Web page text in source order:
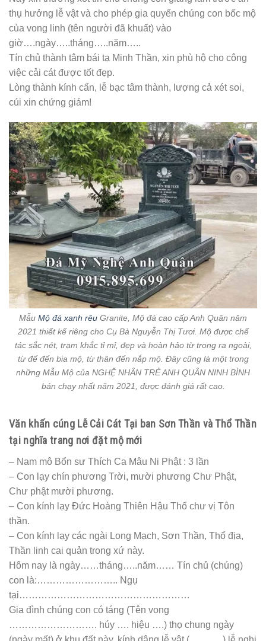
Văn khấn Văn khấn cúng Lễ Cải Cát (sang tiểu, sửa
mộ, dời mộ,cải táng) Tại ban Sơn Thần và Thổ Thần tại
nghĩa trang nơi đặt mộ cũ
Nam mô A Di Đà Phật! Nam mô A Di Đà Phật! Nam mô A
Di Đà Phật!
– Con lạy chín phương Trời, mười phương Chư Phật,
Chư phật mười phương.
– Con kính lạy Đức Hoàng Thiên Hậu Thổ chư vị Tôn
thần.
– Con kính lạy các ngài Long Mạch, Sơn Thần, Thổ địa,
Thần linh cai quản trong xứ này.
Hôm nay là ngày……tháng…..năm…… Tín chủ (chúng)
con là:…………………….. Ngụ
tại………………………………………………
Chúng con cùng toàn thể gia quyến tuân theo nghi lễ sắn
sửa hương hoa lễ vật dâng bầy lên trước án, kính mời chư
vị Tôn Thần lai lâm chiếu giám.
Tình cớ chỉ vì gia đình chúng con có ngôi mộ của (đọc tên
và địa chỉ của người quá cố) táng tại xứ này, nay muốn cải
táng bốc mộ vì vậy chúng con kính cáo đấng thần linh, Thổ
Công, Thổ Phủ Long Mạch, tiền Chu Tước, hậu Huyền Vũ,
tả Thanh Long, hữu Bạch Hổ và liệt vị Tôn Thần cai quản
ở nghĩa trang này. Thiết nghĩ các ngài tuân chỉ Ngọc
lớn công cao, nhân từ hiếu sinh.
Nay xin thương xót tín chủ chúng con giáng lâm trước án
thụ hưởng lễ vật và cho phép gia quyến chúng con bốc mộ
của vong linh (tên người đã khuất) vào
giờ….ngày…..tháng…..năm…..
Tín chủ thành tâm bái tạ Minh Thần, xin phù hộ cho công
việc cải cát được tốt đẹp.
Lòng thành kính cẩn, lễ bạc tâm thành, lượng cả xét soi,
cúi xin chứng giám!